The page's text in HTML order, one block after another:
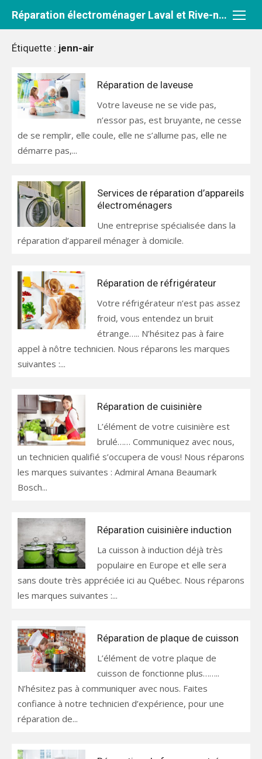
Réparation électroménager Laval et Rive-nord
Étiquette : jenn-air
Réparation de laveuse
Votre laveuse ne se vide pas,
n’essor pas, est bruyante, ne cesse
de se remplir, elle coule, elle ne s’allume pas, elle ne
démarre pas,...
Services de réparation d’appareils
électroménagers
Une entreprise spécialisée dans la
réparation d’appareil ménager à domicile.
Réparation de réfrigérateur
Votre réfrigérateur n’est pas assez
froid, vous entendez un bruit
étrange….. N’hésitez pas à faire
appel à nôtre technicien. Nous réparons les marques
suivantes :...
Réparation de cuisinière
L’élément de votre cuisinière est
brulé…… Communiquez avec nous,
un technicien qualifié s’occupera de vous! Nous réparons
les marques suivantes : Admiral Amana Beaumark
Bosch...
Réparation cuisinière induction
La cuisson à induction déjà très
populaire en Europe et elle sera
sans doute très appréciée ici au Québec. Nous réparons
les marques suivantes :...
Réparation de plaque de cuisson
L’élément de votre plaque de
cuisson de fonctionne plus……..
N’hésitez pas à communiquer avec nous. Faites
confiance à notre technicien d’expérience, pour une
réparation de...